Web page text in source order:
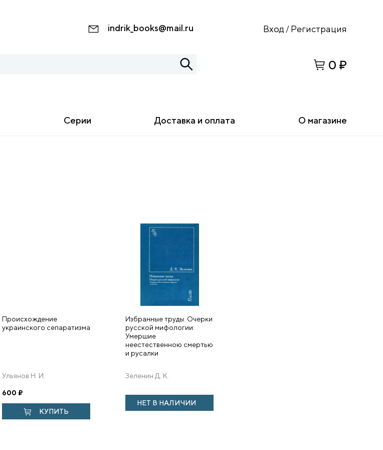
indrik_books@mail.ru Вход / Регистрация
0 ₽
Серии Доставка и оплата О магазине
Происхождение
украинского сепаратизма
Ульянов Н. И.
600 ₽
КУПИТЬ
Избранные труды. Очерки
русской мифологии:
Умершие
неестественною смертью
и русалки
Зеленин Д. К.
НЕТ В НАЛИЧИИ